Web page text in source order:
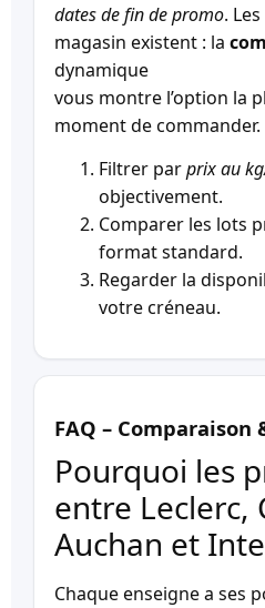
dates de fin de promo.
magasin existent : la
dynamique
vous montre l’option la
moment de commander.
Filtrer parprix au
objectivement.
Comparer les lots
format standard.
Regarder la
votre créneau.
FAQ – Comparaison
Pourquoi les
entre Leclerc,
Auchan et
Chaque enseigne a ses